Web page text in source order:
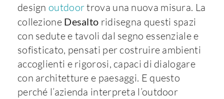
design outdoortrova una nuova misura. La
collezione Desalto ridisegna questi spazi
con sedute e tavoli dal segno essenziale e
sofisticato, pensati per costruire ambienti
accoglienti e rigorosi, capaci di dialogare
con architetture e paesaggi. E questo
perché l’azienda interpreta l’outdoor